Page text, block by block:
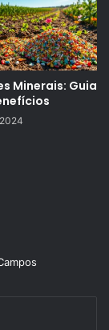
Minerais: Guia